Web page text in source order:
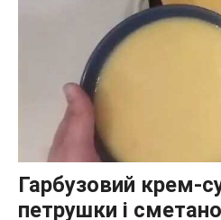
Гарбузовий крем-
петрушки і